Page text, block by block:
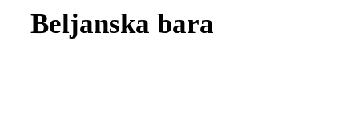
Beljanska bara